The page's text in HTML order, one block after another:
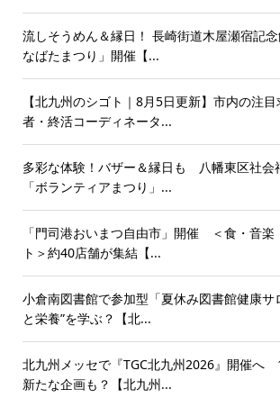
流しそうめん＆縁日！ 長崎街道木屋瀬宿記
なばたまつり」開催【...
【北九州のシゴト｜8月5日更新】市内の注
者・終活コーディネータ...
多彩な体験！バザー＆縁日も 八幡東区社会
「ボランティアまつり」...
「門司港おいまつ自由市」開催 ＜食・音楽
ト＞約40店舗が集結【...
小倉南図書館で参加型「夏休み図書館健康
と栄養”を学ぶ？【北...
北九州メッセで『TGC北九州2026』開催へ
新たな企画も？【北九州...